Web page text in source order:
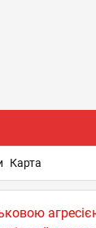
Карта